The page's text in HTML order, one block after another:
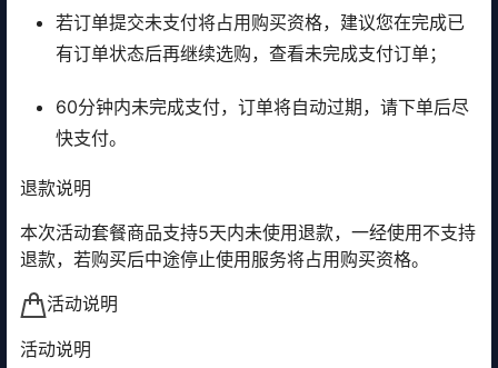
若订单提交未支付将占用购买资格，建议您在完成已
有订单状态后再继续选购，查看未完成支付订单；
60分钟内未完成支付，订单将自动过期，请下单后尽
快支付。
退款说明
本次活动套餐商品支持5天内未使用退款，一经使用不支持
退款，若购买后中途停止使用服务将占用购买资格。
活动说明
活动说明